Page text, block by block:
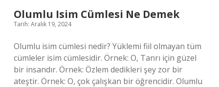
Olumlu Isim Cümlesi Ne Demek
Tarih: Aralık 19, 2024
Olumlu isim cümlesi nedir? Yüklemi fiil olmayan tüm
cümleler isim cümlesidir. Örnek: O, Tanrı için güzel
bir insandır. Örnek: Özlem dedikleri şey zor bir
ateştir. Örnek: O, çok çalışkan bir öğrencidir. Olumlu